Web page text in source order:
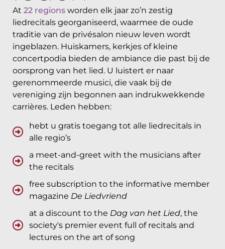
At 22 regions worden elk jaar zo’n zestig
liedrecitals georganiseerd, waarmee de oude
traditie van de privésalon nieuw leven wordt
ingeblazen. Huiskamers, kerkjes of kleine
concertpodia bieden de ambiance die past bij de
oorsprong van het lied. U luistert er naar
gerenommeerde musici, die vaak bij de
vereniging zijn begonnen aan indrukwekkende
carrières. Leden hebben:
hebt u gratis toegang tot alle liedrecitals in
alle regio’s
a meet-and-greet with the musicians after
the recitals
free subscription to the informative member
magazine De Liedvriend
at a discount to the Dag van het Lied, the
society's premier event full of recitals and
lectures on the art of song